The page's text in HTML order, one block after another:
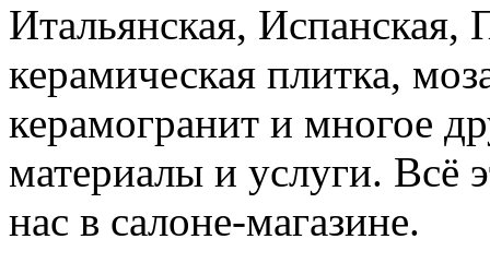
Итальянская, Испанская,
керамическая плитка,
керамогранит и многое
материалы и услуги. Всё
нас в салоне-магазине.